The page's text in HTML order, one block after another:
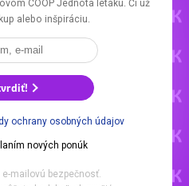
COOP Jednota letáku. Či už
alebo inšpiráciu.
ochrany osobných údajov
nových ponúk
e-mailovú bezpečnosť.